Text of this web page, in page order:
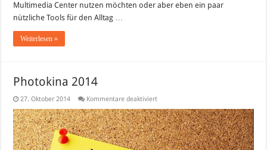
Multimedia Center nutzen möchten oder aber eben ein paar
nützliche Tools für den Alltag …
Weiterlesen »
Photokina 2014
27. Oktober 2014 Kommentare deaktiviertfür
2014